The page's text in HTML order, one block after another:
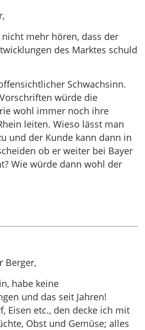
mehr hören, dass der
des Marktes schuld
Schwachsinn.
würde die
wohl immer noch ihre
leiten. Wieso lässt man
und der Kunde kann dann in
ob er weiter bei Bayer
Wie würde dann wohl der
Berger,
habe keine
und das seit Jahren!
Eisen etc., den decke ich mit
Obst und Gemüse; alles